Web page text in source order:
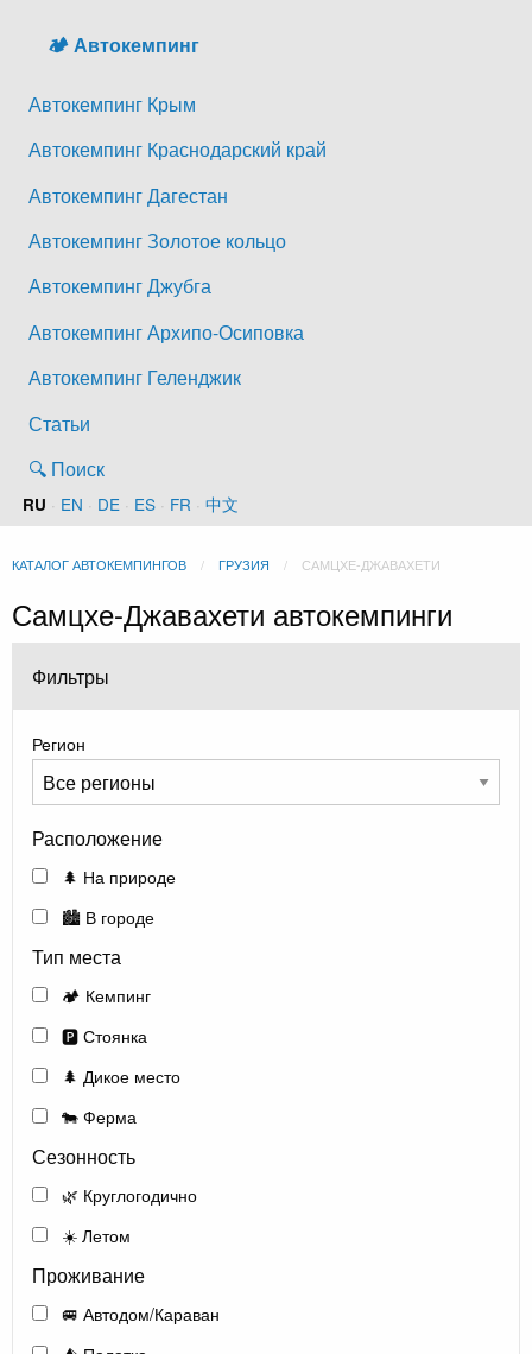
🏕️ Автокемпинг
Автокемпинг Крым
Автокемпинг Краснодарский край
Автокемпинг Дагестан
Автокемпинг Золотое кольцо
Автокемпинг Джубга
Автокемпинг Архипо-Осиповка
Автокемпинг Геленджик
Статьи
🔍 Поиск
RU · EN · DE · ES · FR · 中文
КАТАЛОГ АВТОКЕМПИНГОВ ГРУЗИЯ САМЦХЕ-ДЖАВАХЕТИ
Самцхе-Джавахети автокемпинги
Фильтры
Регион
Расположение
🌲 На природе
🏙️ В городе
Тип места
🏕️ Кемпинг
🅿️ Стоянка
🌲 Дикое место
🐄 Ферма
Сезонность
🌿 Круглогодично
☀️ Летом
Проживание
🚐 Автодом/Караван